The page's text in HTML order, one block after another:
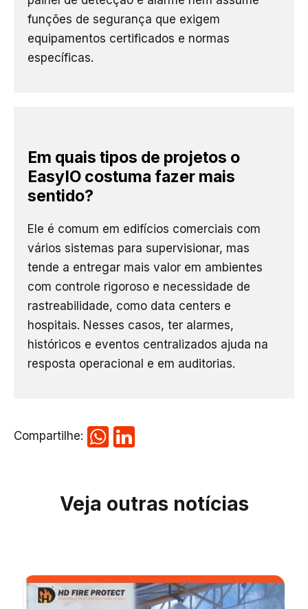
funções de segurança que exigem
equipamentos certificados e normas
específicas.
Em quais tipos de projetos o
EasyIO costuma fazer mais
sentido?
Ele é comum em edifícios comerciais com
vários sistemas para supervisionar, mas
tende a entregar mais valor em ambientes
com controle rigoroso e necessidade de
rastreabilidade, como data centers e
hospitais. Nesses casos, ter alarmes,
históricos e eventos centralizados ajuda na
resposta operacional e em auditorias.
Compartilhe:
Veja outras notícias